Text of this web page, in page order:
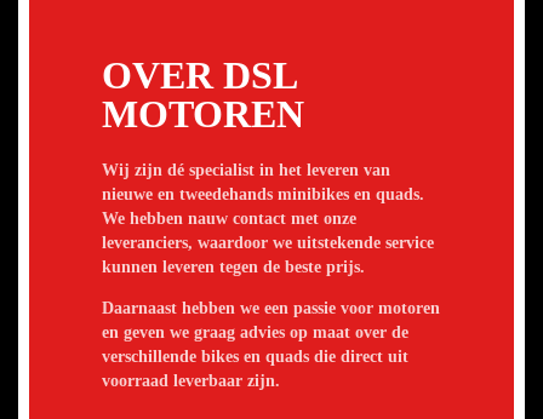
OVER DSL
MOTOREN
Wij zijn dé specialist in het leveren van
nieuwe en tweedehands minibikes en quads.
We hebben nauw contact met onze
leveranciers, waardoor we uitstekende service
kunnen leveren tegen de beste prijs.
Daarnaast hebben we een passie voor motoren
en geven we graag advies op maat over de
verschillende bikes en quads die direct uit
voorraad leverbaar zijn.